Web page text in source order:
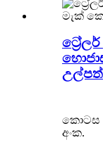
උල්පත්
කොටස
අංක.